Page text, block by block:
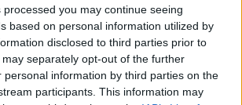
you may continue seeing
based on personal information utilized by
disclosed to third parties prior to
separately opt-out of the further
personal information by third parties on the
participants. This information may